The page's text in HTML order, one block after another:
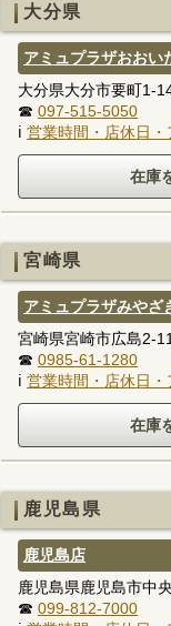
大分県
アミュプラザおおい
大分県大分市要町1-
☎ 097-515-5050
ℹ 営業時間・店休日
宮崎県
アミュプラザみやざ
宮崎県宮崎市広島2-
☎ 0985-61-1280
ℹ 営業時間・店休日
鹿児島県
鹿児島店
鹿児島県鹿児島市中
☎ 099-812-7000